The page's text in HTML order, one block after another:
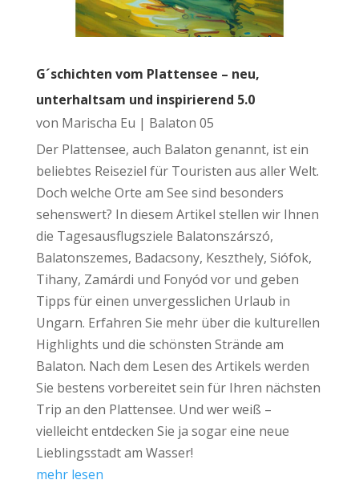
G´schichten vom Plattensee – neu,
unterhaltsam und inspirierend 5.0
von Marischa Eu | Balaton 05
Der Plattensee, auch Balaton genannt, ist ein
beliebtes Reiseziel für Touristen aus aller Welt.
Doch welche Orte am See sind besonders
sehenswert? In diesem Artikel stellen wir Ihnen
die Tagesausflugsziele Balatonszárszó,
Balatonszemes, Badacsony, Keszthely, Siófok,
Tihany, Zamárdi und Fonyód vor und geben
Tipps für einen unvergesslichen Urlaub in
Ungarn. Erfahren Sie mehr über die kulturellen
Highlights und die schönsten Strände am
Balaton. Nach dem Lesen des Artikels werden
Sie bestens vorbereitet sein für Ihren nächsten
Trip an den Plattensee. Und wer weiß –
vielleicht entdecken Sie ja sogar eine neue
Lieblingsstadt am Wasser!
mehr lesen